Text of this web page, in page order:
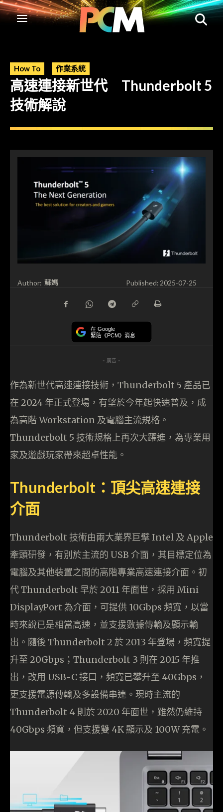
How To 作業系統
高速連接新世代 Thunderbolt 5
技術解說
Author: 蘇媽 Published: 2025-07-25
在 Google
緊貼《PCM》消息
- 廣告 -
作為新世代高速連接技術，Thunderbolt 5 產品已
在 2024 年正式登場，有望於今年起快速普及，成
為高階 Workstation 及電腦主流規格。
Thunderbolt 5 技術規格上再次大躍進，為專業用
家及遊戲玩家帶來超卓性能。
Thunderbolt：頂尖高速連接
介面
Thunderbolt 技術由兩大業界巨擘 Intel 及 Apple
牽頭研發，有別於主流的 USB 介面，其目標定位為
電腦及其他裝置之間的高階專業高速連接介面。初
代 Thunderbolt 早於 2011 年面世，採用 Mini
DisplayPort 為介面，可提供 10Gbps 頻寬，以當
時來說已是相當高速，並支援數據傳輸及顯示輸
出。隨後 Thunderbolt 2 於 2013 年登場，頻寬提
升至 20Gbps；Thunderbolt 3 則在 2015 年推
出，改用 USB-C 接口，頻寬已攀升至 40Gbps，
更支援電源傳輸及多設備串連。現時主流的
Thunderbolt 4 則於 2020 年面世，雖然仍維持
40Gbps 頻寬，但支援雙 4K 顯示及 100W 充電。